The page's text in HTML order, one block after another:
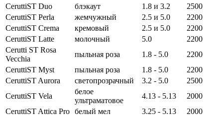
CeruttiST Duo
блэкаут 1.8 и 3.2
2500
CeruttiST Perla
жемчужный 2.5 и 5.0
2200
CeruttiST Crema
кремовый 2.5 и 5.0
2200
CeruttiST Latte
молочный 5.0
2200
Cerutti ST Rosa
Vecchia
пыльная роза 1.8 - 5.0
2200
CeruttiST Myst
пыльная роза 1.8 - 5.0
2200
CeruttiST Aurora
светопрозрачный 3.2 - 5.0
2500
CeruttiST Vela
белое
ультраматовое
4.13 - 5.13
2000
CeruttiST Attica Pro белый мел 3.25 - 5.13
2000